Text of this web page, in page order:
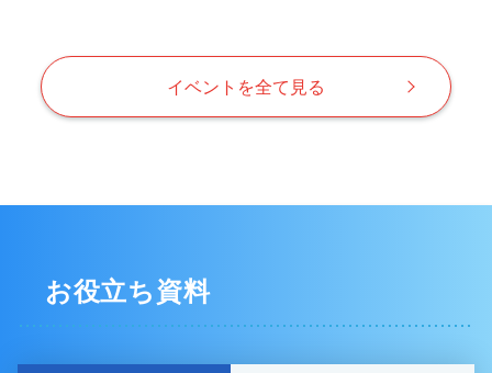
イベントを全て見る
お役立ち資料